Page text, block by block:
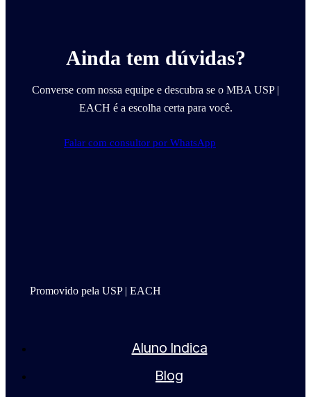
Ainda tem dúvidas?
Converse com nossa equipe e descubra se o MBA USP |
EACH é a escolha certa para você.
Falar com consultor por WhatsApp
Promovido pela USP | EACH
Aluno Indica
Blog